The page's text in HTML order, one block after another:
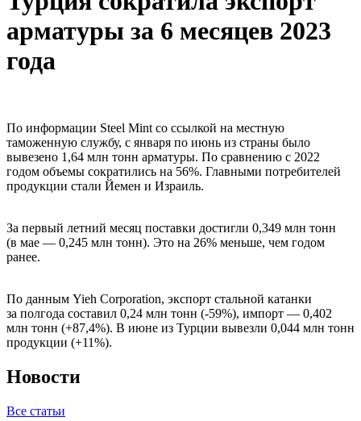
арматуры за 6 месяцев 2023
года
По информации Steel Mint со ссылкой на местную
таможенную службу, с января по июнь из страны было
вывезено 1,64 млн тонн арматуры. По сравнению с 2022
годом объемы сократились на 56%. Главными потребителей
продукции стали Йемен и Израиль.
За первый летний месяц поставки достигли 0,349 млн тонн
(в мае — 0,245 млн тонн). Это на 26% меньше, чем годом
ранее.
По данным Yieh Corporation, экспорт стальной катанки
за полгода составил 0,24 млн тонн (-59%), импорт — 0,402
млн тонн (+87,4%). В июне из Турции вывезли 0,044 млн тонн
продукции (+11%).
Новости
Все статьи